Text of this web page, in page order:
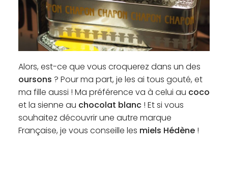
Alors, est-ce que vous croquerez dans un des
oursons ? Pour ma part, je les ai tous gouté, et
ma fille aussi ! Ma préférence va à celui au coco
et la sienne au chocolat blanc ! Et si vous
souhaitez découvrir une autre marque
Française, je vous conseille les miels Hédène !